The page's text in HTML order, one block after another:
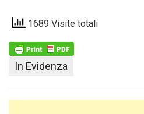
1689 Visite totali
In Evidenza